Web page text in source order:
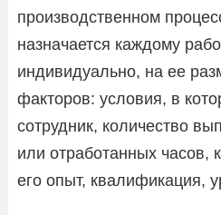
производственном
назначается каждому
индивидуально, на ее
факторов: условия, в
сотрудник, количество
или отработанных часов,
его опыт, квалификация,